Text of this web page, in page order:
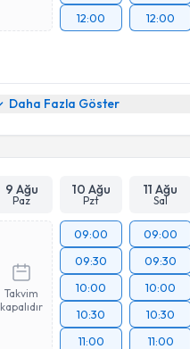
12:00
12:00
Daha Fazla Göster
9 Ağu
Paz
10 Ağu
Pzt
11 Ağu
Sal
Takvim
kapalıdır
09:00
09:30
10:00
10:30
11:00
09:00
09:30
10:00
10:30
11:00